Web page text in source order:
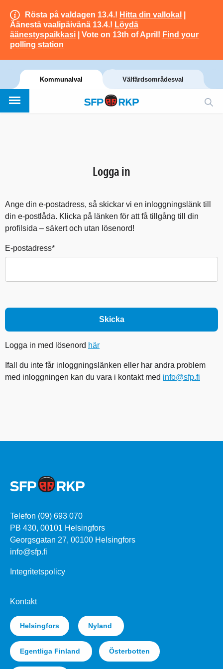
Rösta på valdagen 13.4.! Hitta din vallokal
Äänestä vaalipäivänä 13.4.! Löydä
äänestyspaikkasi | Vote on 13th of April! Find your
polling station
Kommunalval Välfärdsområdesval
Logga in
Ange din e-postadress, så skickar vi en inloggningslänk till
din e-postlåda. Klicka på länken för att få tillgång till din
profilsida – säkert och utan lösenord!
E-postadress*
Logga in med lösenord här
Ifall du inte får inloggningslänken eller har andra problem
med inloggningen kan du vara i kontakt med info@sfp.fi
Telefon (09) 693 070
PB 430, 00101 Helsingfors
Georgsgatan 27, 00100 Helsingfors
info@sfp.fi
Integritetspolicy
Kontakt
Helsingfors Nyland
Egentliga Finland Österbotten